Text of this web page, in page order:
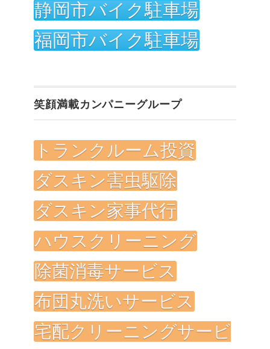
静岡市バイク駐車場
福岡市バイク駐車場
笑顔満載カンパニーグループ
トランクルーム投資
ダスキン害虫駆除
ダスキン家事代行
ハウスクリーニング
除菌消毒サービス
布団丸洗いサービス
宅配クリーニングサービ